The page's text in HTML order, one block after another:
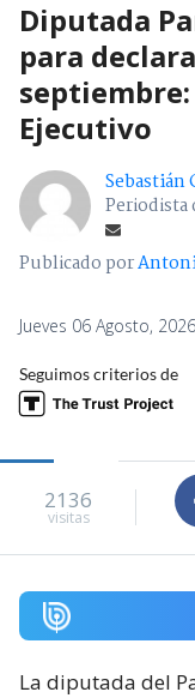
Diputada
para
Ejecutivo
Sebastián
Periodista
Publicado por
Jueves 06 Agosto,
Seguimos criterios de
2136
visitas
La diputada del